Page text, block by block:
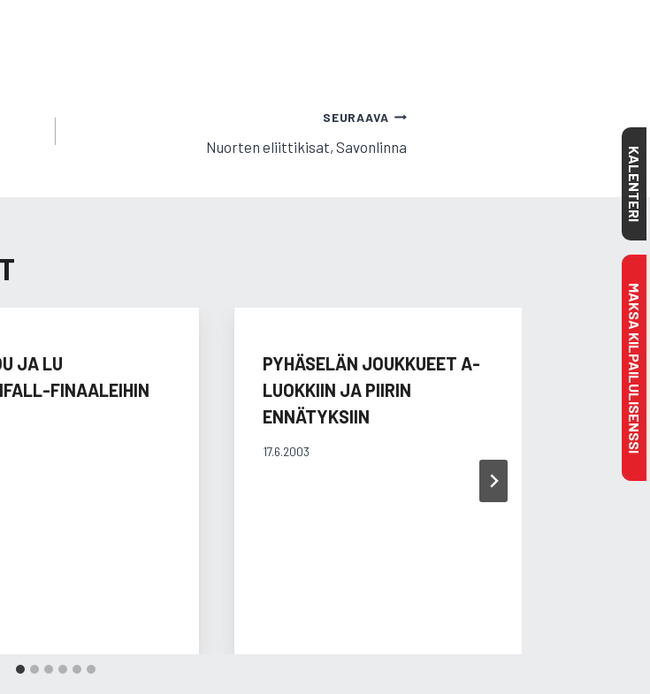
SEURAAVA
Nuorten eliittikisat, Savonlinna
JA LU
FINAALEIHIN
PYHÄSELÄN JOUKKUEET A-
LUOKKIIN JA PIIRIN
ENNÄTYKSIIN
17.6.2003
SM-
TOI
23.8.2015
KALENTERI
MAKSA KILPAILULISENSSI